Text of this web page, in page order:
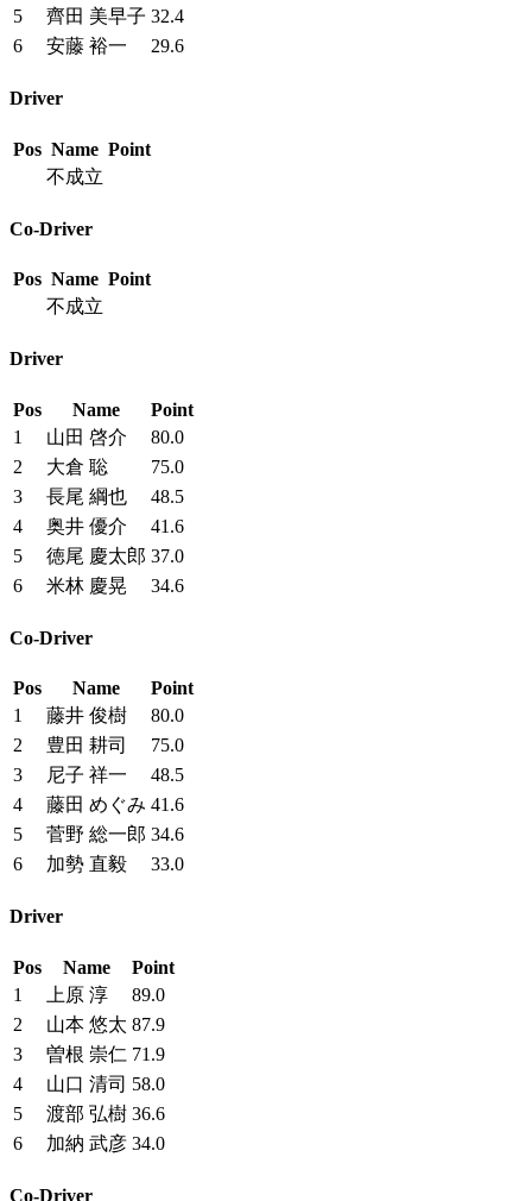
5
齊田 美早子 32.4
6
安藤 裕一 29.6
Driver
Pos Name Point
不成立
Co-Driver
Pos Name Point
不成立
Driver
Pos Name
Point
1
山田 啓介
80.0
2
大倉 聡
75.0
3
長尾 綱也
48.5
4
奥井 優介
41.6
5
徳尾 慶太郎 37.0
6
米林 慶晃 34.6
Co-Driver
Pos Name
Point
1
藤井 俊樹
80.0
2
豊田 耕司
75.0
3
尼子 祥一
48.5
4
藤田 めぐみ 41.6
5
菅野 総一郎 34.6
6
加勢 直毅 33.0
Driver
Pos Name
Point
1
上原 淳
89.0
2
山本 悠太 87.9
3
曽根 崇仁 71.9
4
山口 清司 58.0
5
渡部 弘樹 36.6
6
加納 武彦 34.0
Co-Driver